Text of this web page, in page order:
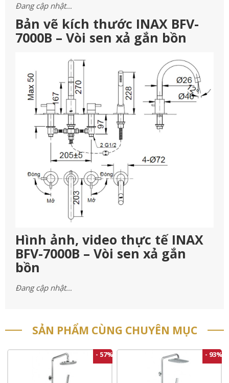
Đang cập nhật…
Bản vẽ kích thước INAX BFV-
7000B – Vòi sen xả gắn bồn
Hình ảnh, video thực tế INAX
BFV-7000B – Vòi sen xả gắn
bồn
Đang cập nhật…
SẢN PHẨM CÙNG CHUYÊN MỤC
- 57% - 93%